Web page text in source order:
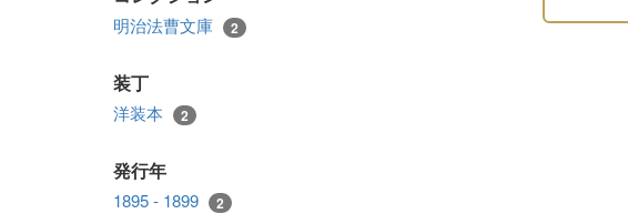
明治法曹文庫 2
装丁
洋装本 2
発行年
1895 - 1899 2